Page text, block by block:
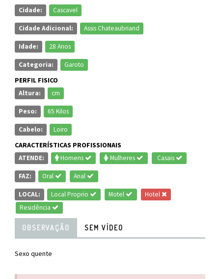
Cidade: Cascavel
Cidade Adicional: Assis Chateaubriand
Idade: 28 Anos
Categoria: Garoto
PERFIL FISICO
Altura: cm
Peso: 65 Kilos
Cabelo: Loiro
CARACTERÍSTICAS PROFISSIONAIS
ATENDE: Homens Mulheres Casais
FAZ: Oral Anal
LOCAL: Local Proprio Motel
Hotel
Residência
OBSERVAÇÃO SEM VÍDEO
Sexo quente